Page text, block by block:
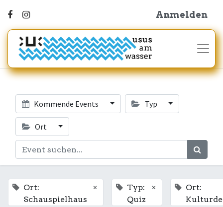
Anmelden
Kommende Events Typ
Ort
Ort:
Schauspielhaus
×
Typ:
Quiz
×
Ort: